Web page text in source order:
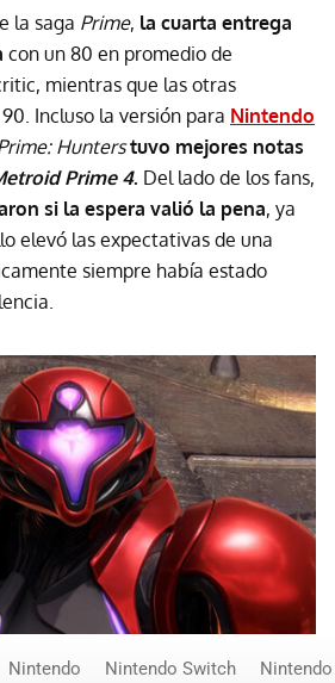
la saga Prime, la cuarta entrega
con un 80 en promedio de
mientras que las otras
Incluso la versión para Nintendo
Hunters tuvo mejores notas
Prime 4. Del lado de los fans,
si la espera valió la pena, ya
elevó las expectativas de una
siempre había estado
Nintendo Nintendo Switch